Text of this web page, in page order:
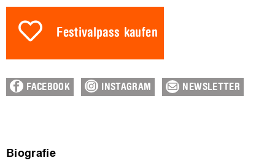
Festivalpass kaufen
FACEBOOK INSTAGRAM NEWSLETTER
Biografie